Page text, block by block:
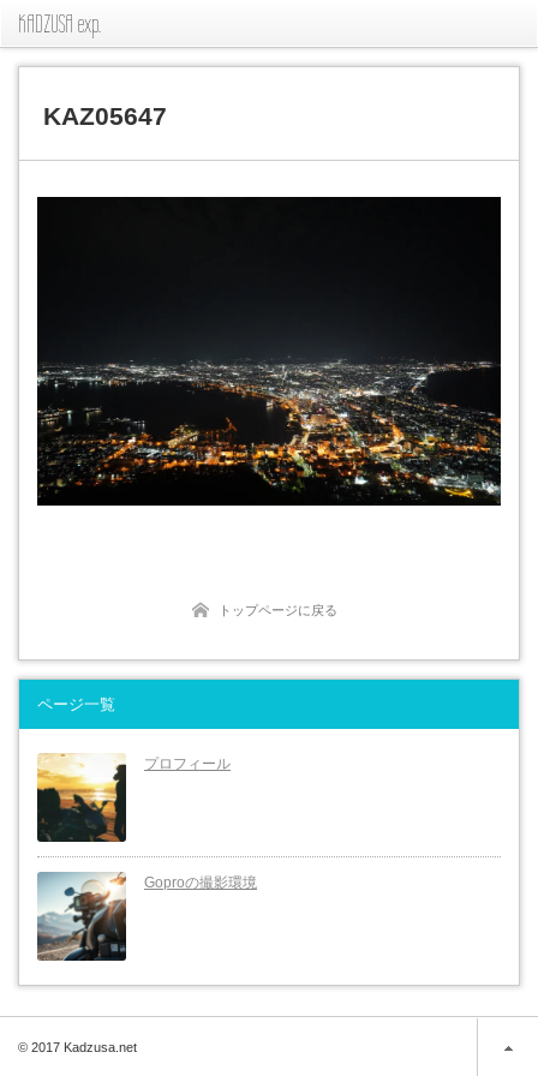
KADZUSA exp.
KAZ05647
トップページに戻る
ページ一覧
プロフィール
Goproの撮影環境
© 2017 Kadzusa.net